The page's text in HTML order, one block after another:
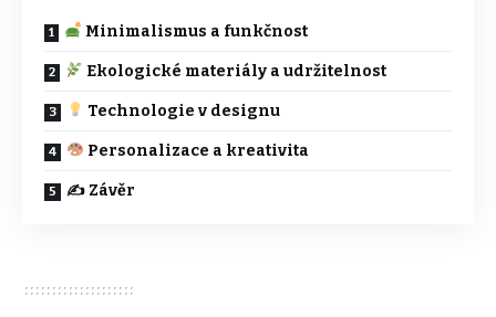
Minimalismus a funkčnost
Ekologické materiály a udržitelnost
Technologie v designu
Personalizace a kreativita
✍️ Závěr